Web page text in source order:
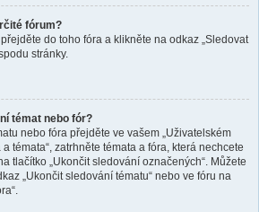
fórum?
do toho fóra a klikněte na odkaz „Sledovat
stránky.
témat nebo fór?
nebo fóra přejděte ve vašem „Uživatelském
témata“, zatrhněte témata a fóra, která nechcete
tlačítko „Ukončit sledování označených“. Můžete
„Ukončit sledování tématu“ nebo ve fóru na